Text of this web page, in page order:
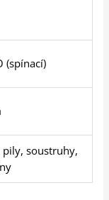
(spínací)
pily, soustruhy,